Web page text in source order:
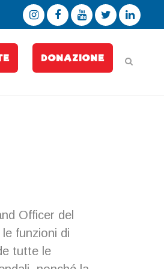
DONAZIONE
Officer del
funzioni di
tutte le